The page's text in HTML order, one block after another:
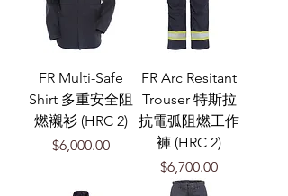
FR Multi-Safe
Shirt 多重安全阻
燃襯衫 (HRC 2)
價格
$6,000.00
FR Arc Resitant
Trouser 特斯拉
抗電弧阻燃工作
褲 (HRC 2)
價格
$6,700.00